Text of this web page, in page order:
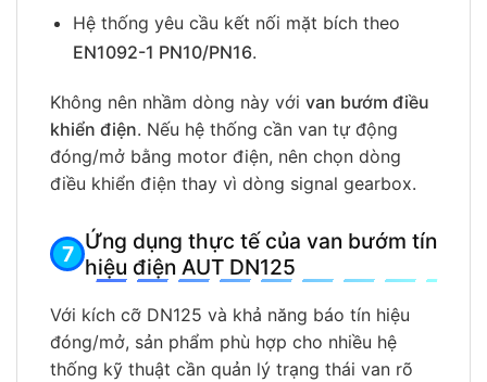
Hệ thống yêu cầu kết nối mặt bích theo
EN1092-1 PN10/PN16.
Không nên nhầm dòng này với van bướm điều
khiển điện. Nếu hệ thống cần van tự động
đóng/mở bằng motor điện, nên chọn dòng
điều khiển điện thay vì dòng signal gearbox.
Ứng dụng thực tế của van bướm tín
hiệu điện AUT DN125
Với kích cỡ DN125 và khả năng báo tín hiệu
đóng/mở, sản phẩm phù hợp cho nhiều hệ
thống kỹ thuật cần quản lý trạng thái van rõ